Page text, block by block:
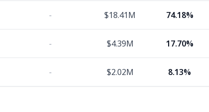
74.18%
$18.41M
-
17.70%
$4.39M
-
8.13%
$2.02M
-